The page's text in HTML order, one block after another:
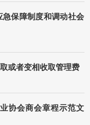
保障制度和调动社会
或者变相收取管理费
协会商会章程示范文